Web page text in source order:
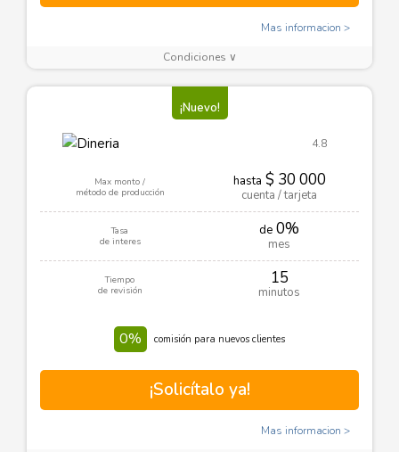
Mas informacion
Condiciones ∨
¡Nuevo!
4.8
Max monto /
método de producción
hasta $ 30 000
cuenta / tarjeta
Tasa
de interes
de 0%
mes
Tiempo
de revisión
15
minutos
0% comisión para nuevos clientes
¡Solicítalo ya!
Mas informacion